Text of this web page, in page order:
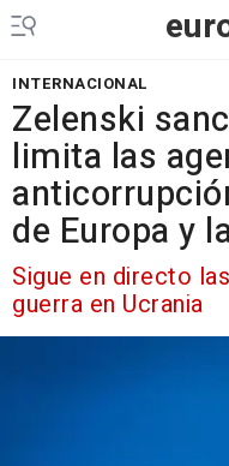
INTERNACIONAL
Zelenski
limita las
de Europa y
Sigue en directo
guerra en Ucrania